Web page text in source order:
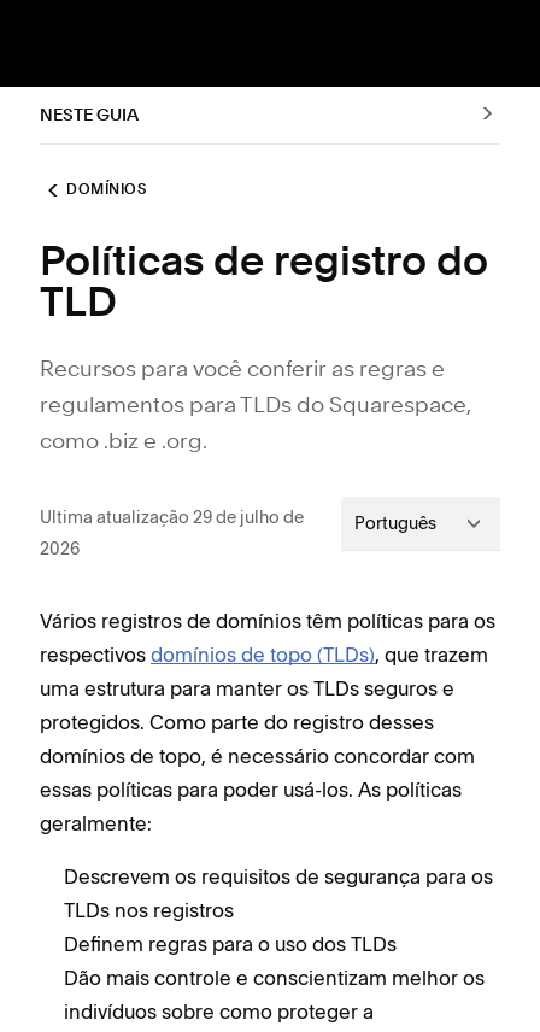
NESTE GUIA
DOMÍNIOS
Políticas de registro do
TLD
Recursos para você conferir as regras e
regulamentos para TLDs do Squarespace,
como .biz e .org.
Ultima atualização 29 de julho de
2026
Português
Vários registros de domínios têm políticas para os
respectivos domínios de topo (TLDs), que trazem
uma estrutura para manter os TLDs seguros e
protegidos. Como parte do registro desses
domínios de topo, é necessário concordar com
essas políticas para poder usá-los. As políticas
geralmente:
Descrevem os requisitos de segurança para os
TLDs nos registros
Definem regras para o uso dos TLDs
Dão mais controle e conscientizam melhor os
indivíduos sobre como proteger a